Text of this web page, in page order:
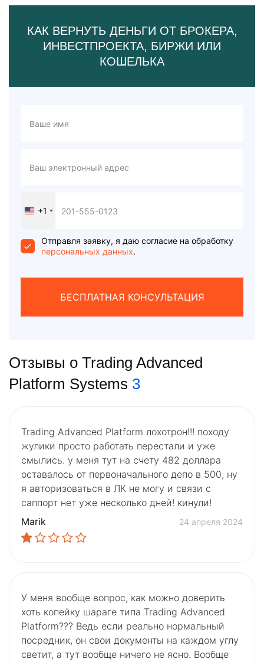
КАК ВЕРНУТЬ ДЕНЬГИ ОТ БРОКЕРА,
ИНВЕСТПРОЕКТА, БИРЖИ ИЛИ
КОШЕЛЬКА
United
+1
+1
Отправля заявку, я даю согласие на обработку
персональных данных.
БЕСПЛАТНАЯ КОНСУЛЬТАЦИЯ
Отзывы о Trading Advanced
Platform Systems 3
Trading Advanced Platform лохотрон!!! походу
жулики просто работать перестали и уже
смылись. у меня тут на счету 482 доллара
оставалось от первоначального депо в 500, ну
я авторизоваться в ЛК не могу и связи с
саппорт нет уже несколько дней! кинули!
Marik
24 апреля 2024
У меня вообще вопрос, как можно доверить
хоть копейку шараге типа Trading Advanced
Platform??? Ведь если реально нормальный
посредник, он свои документы на каждом углу
светит, а тут вообще ничего не ясно. Вообще